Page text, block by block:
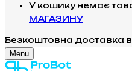
У кошику немає
МАГАЗИНУ
Безкоштовна доставка
Menu